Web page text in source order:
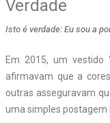
Verdade
Isto é verdade: Eu sou a
Em 2015, um vestido
afirmavam que a
outras asseguravam
uma simples postagem